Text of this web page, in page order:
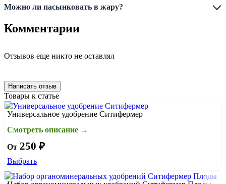
Можно ли пасынковать в жару?
Комментарии
Отзывов еще никто не оставлял
Написать отзыв
Товары к статье
Универсальное удобрение Ситифермер
Смотреть описание →
От250 ₽
Выбрать